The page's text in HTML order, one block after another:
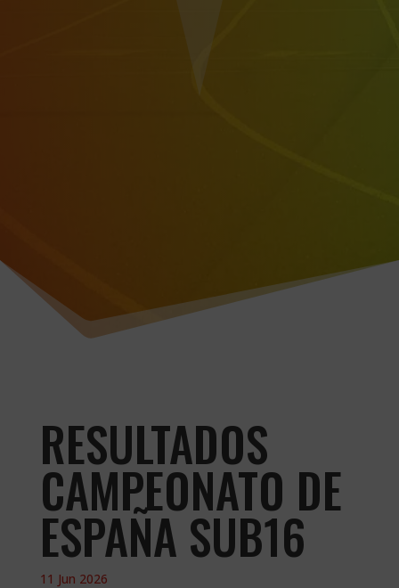
RESULTADOS
CAMPEONATO DE
ESPAÑA SUB16
11 Jun 2026